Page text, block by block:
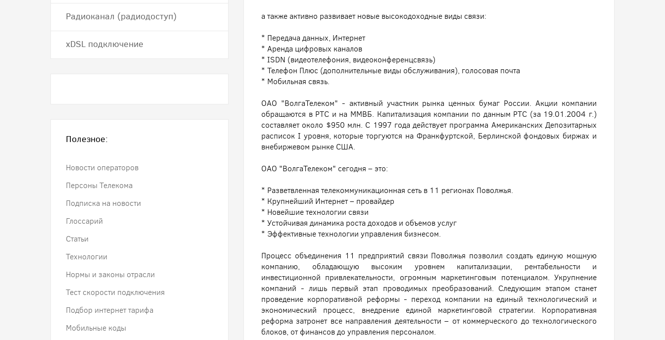
а также активно развивает новые высокодоходные виды связи:
* Передача данных, Интернет
* Аренда цифровых каналов
* ISDN (видеотелефония, видеоконференцсвязь)
* Телефон Плюс (дополнительные виды обслуживания), голосовая почта
* Мобильная связь.
ОАО "ВолгаТелеком" - активный участник рынка ценных бумаг России. Акции компании
обращаются в РТС и на ММВБ. Капитализация компании по данным РТС (за 19.01.2004 г.)
составляет около $950 млн. С 1997 года действует программа Американских Депозитарных
расписок I уровня, которые торгуются на Франкфуртской, Берлинской фондовых биржах и
внебиржевом рынке США.
ОАО "ВолгаТелеком" сегодня – это:
* Разветвленная телекоммуникационная сеть в 11 регионах Поволжья.
* Крупнейший Интернет – провайдер
* Новейшие технологии связи
* Устойчивая динамика роста доходов и объемов услуг
* Эффективные технологии управления бизнесом.
Процесс объединения 11 предприятий связи Поволжья позволил создать единую мощную
компанию, обладающую высоким уровнем капитализации, рентабельности и
инвестиционной привлекательности, огромным маркетинговым потенциалом. Укрупнение
компаний - лишь первый этап проводимых преобразований. Следующим этапом станет
проведение корпоративной реформы - переход компании на единый технологический и
экономический процесс, внедрение единой маркетинговой стратегии. Корпоративная
реформа затронет все направления деятельности – от коммерческого до технологического
блоков, от финансов до управления персоналом.
Радиоканал (радиодоступ)
хDSL подключение
Полезное:
Новости операторов
Персоны Телекома
Подписка на новости
Глоссарий
Статьи
Технологии
Нормы и законы отрасли
Тест скорости подключения
Подбор интернет тарифа
Мобильные коды